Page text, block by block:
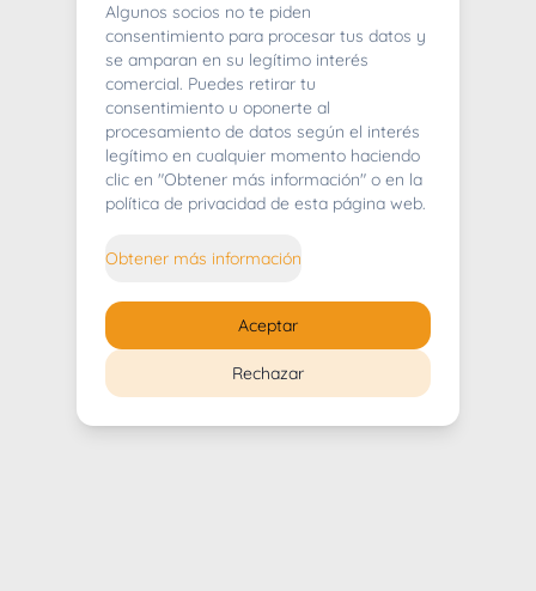
404
Whoops! Lo sentimos mucho.
Algunos socios no te piden
consentimiento para procesar tus datos y
se amparan en su legítimo interés
comercial. Puedes retirar tu
consentimiento u oponerte al
procesamiento de datos según el interés
legítimo en cualquier momento haciendo
clic en "Obtener más información" o en la
política de privacidad de esta página web.
Obtener más información
Rechazar
Aceptar